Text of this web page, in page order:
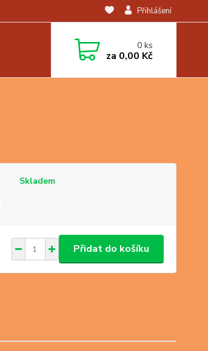
Přihlášení
0ks
za 0,00 Kč
Skladem
Přidat do košíku